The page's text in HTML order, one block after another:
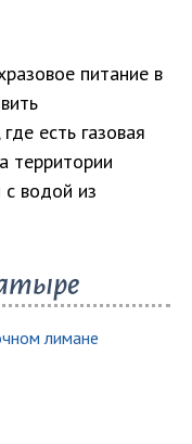
питание в
есть газовая
территории
водой из